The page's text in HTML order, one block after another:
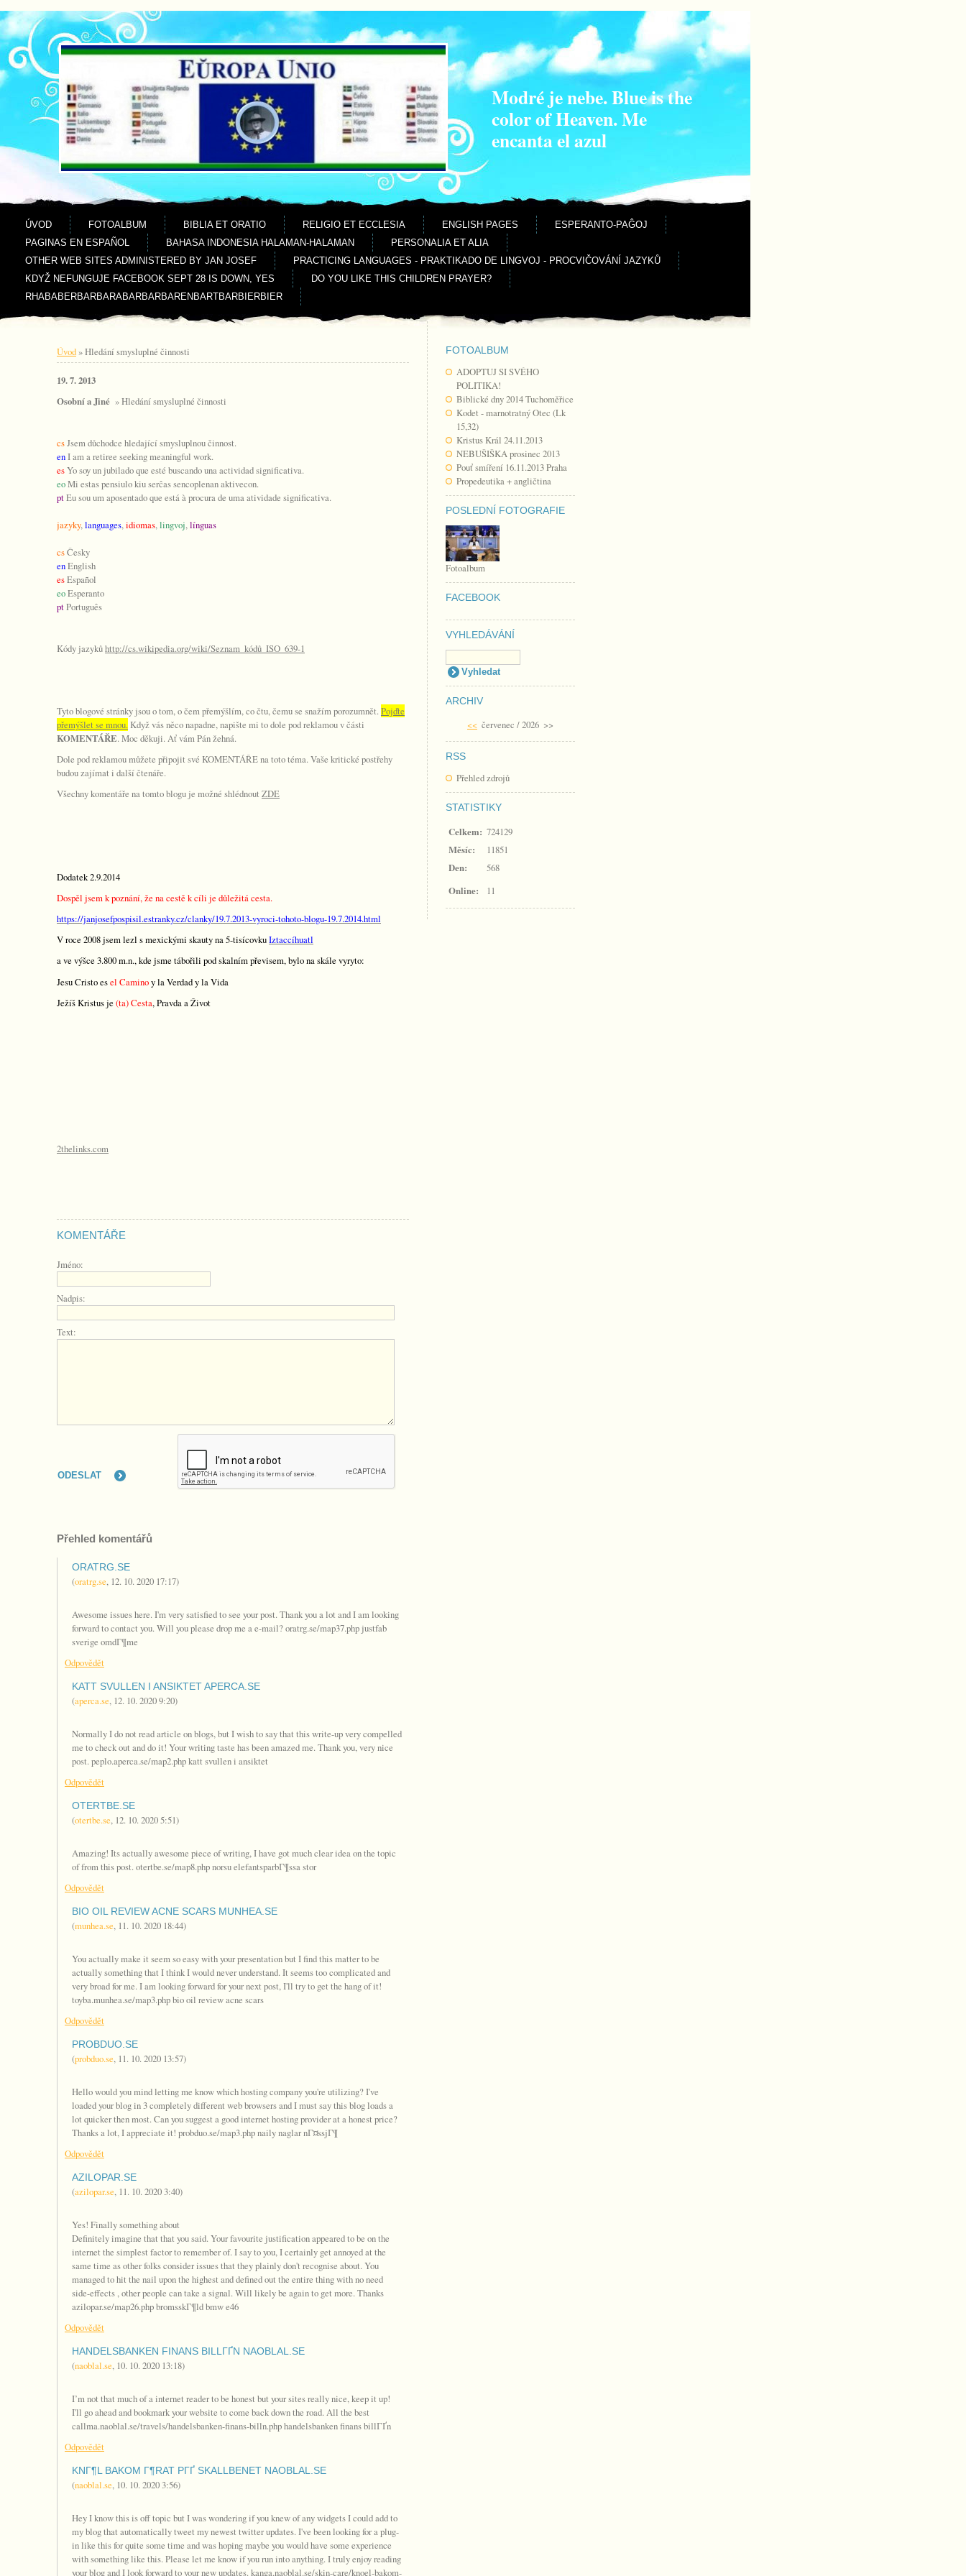
Jdi na obsah
Jdi na menu
Modré je nebe. Blue is the
color of Heaven. Me
encanta el azul
ÚVOD FOTOALBUM BIBLIA ET ORATIO RELIGIO ET ECCLESIA ENGLISH PAGES
ESPERANTO-PAĜOJ
PAGINAS EN ESPAÑOL
BAHASA INDONESIA HALAMAN-HALAMAN
PERSONALIA ET ALIA
OTHER WEB SITES ADMINISTERED BY JAN JOSEF
PRACTICING LANGUAGES - PRAKTIKADO DE LINGVOJ - PROCVIČOVÁNÍ JAZYKŮ
KDYŽ NEFUNGUJE FACEBOOK SEPT 28 IS DOWN, YES
DO YOU LIKE THIS CHILDREN PRAYER?
RHABABERBARBARABARBARBARENBARTBARBIERBIER
FOTOALBUM
ADOPTUJ SI SVÉHO
POLITIKA!
Biblické dny 2014 Tuchoměřice
Kodet - marnotratný Otec (Lk
15,32)
Kristus Král 24.11.2013
NEBUŠIŠKA prosinec 2013
Pouť smíření 16.11.2013 Praha
Propedeutika + angličtina
POSLEDNÍ FOTOGRAFIE
Fotoalbum
FACEBOOK
VYHLEDÁVÁNÍ
ARCHIV
<< červenec / 2026 >>
RSS
Přehled zdrojů
STATISTIKY
Online: 11
Celkem: 724129
Měsíc:
11851
Den:
568
Úvod»Hledání smysluplné činnosti
19. 7. 2013
Osobní a Jiné » Hledání smysluplné činnosti
csJsem důchodce hledající smysluplnou činnost.
enI am a retiree seeking meaningful work.
esYo soy un jubilado que esté buscando una actividad significativa.
eoMi estas pensiulo kiu serĉas sencoplenan aktivecon.
ptEu sou um aposentado que está à procura de uma atividade significativa.
jazyky,languages,idiomas,lingvoj,línguas
csČesky
enEnglish
esEspañol
eoEsperanto
ptPortuguês
Kódy jazykůhttp://cs.wikipedia.org/wiki/Seznam_kódů_ISO_639-1
Tyto blogové stránky jsou o tom, o čem přemýšlím, co čtu, čemu se snažím porozumnět. Pojďte
přemýšlet se mnou. Když vás něco napadne, napište mi to dole pod reklamou v části
KOMENTÁŘE. Moc děkuji. Ať vám Pán žehná.
Dole pod reklamou můžete připojit své KOMENTÁŘE na toto téma. Vaše kritické postřehy
budou zajímat i další čtenáře.
Všechny komentáře na tomto blogu je možné shlédnout ZDE
Dodatek 2.9.2014
Dospěl jsem k poznání, že na cestě k cíli je důležitá cesta.
https://janjosefpospisil.estranky.cz/clanky/19.7.2013-vyroci-tohoto-blogu-19.7.2014.html
V roce 2008 jsem lezl s mexickými skauty na 5-tisícovkuIztaccíhuatl
a ve výšce 3.800 m.n., kde jsme tábořili pod skalním převisem, bylo na skále vyryto:
Jesu Cristo esel Caminoy la Verdady la Vida
Ježíš Kristus je (ta) Cesta, Pravda a Život
2thelinks.com
KOMENTÁŘE
Jméno:
Nadpis:
Text:
Přehled komentářů
ORATRG.SE
(oratrg.se, 12. 10. 2020 17:17)
Awesome issues here. I'm very satisfied to see your post. Thank you a lot and I am looking
forward to contact you. Will you please drop me a e-mail? oratrg.se/map37.php justfab
sverige omdГ¶me
Odpovědět
KATT SVULLEN I ANSIKTET APERCA.SE
(aperca.se, 12. 10. 20209:20)
Normally I do not read article on blogs, but I wish to say that this write-up very compelled
me to check out and do it! Your writing taste has been amazed me. Thank you, very nice
post. peplo.aperca.se/map2.php katt svullen i ansiktet
Odpovědět
OTERTBE.SE
(otertbe.se, 12. 10. 20205:51)
Amazing! Its actually awesome piece of writing, I have got much clear idea on the topic
of from this post. otertbe.se/map8.php norsu elefantsparbГ¶ssa stor
Odpovědět
BIO OIL REVIEW ACNE SCARS MUNHEA.SE
(munhea.se, 11. 10. 2020 18:44)
You actually make it seem so easy with your presentation but I find this matter to be
actually something that I think I would never understand. It seems too complicated and
very broad for me. I am looking forward for your next post, I'll try to get the hang of it!
toyba.munhea.se/map3.php bio oil review acne scars
Odpovědět
PROBDUO.SE
(probduo.se, 11. 10. 2020 13:57)
Hello would you mind letting me know which hosting company you're utilizing? I've
loaded your blog in 3 completely different web browsers and I must say this blog loads a
lot quicker then most. Can you suggest a good internet hosting provider at a honest price?
Thanks a lot, I appreciate it! probduo.se/map3.php naily naglar nГ¤ssjГ¶
Odpovědět
AZILOPAR.SE
(azilopar.se, 11. 10. 20203:40)
Yes! Finally something about
Definitely imagine that that you said. Your favourite justification appeared to be on the
internet the simplest factor to remember of. I say to you, I certainly get annoyed at the
same time as other folks consider issues that they plainly don't recognise about. You
managed to hit the nail upon the highest and defined out the entire thing with no need
side-effects , other people can take a signal. Will likely be again to get more. Thanks
azilopar.se/map26.php bromsskГ¶ld bmw e46
Odpovědět
HANDELSBANKEN FINANS BILLГҐN NAOBLAL.SE
(naoblal.se, 10. 10. 2020 13:18)
I’m not that much of a internet reader to be honest but your sites really nice, keep it up!
I'll go ahead and bookmark your website to come back down the road. All the best
callma.naoblal.se/travels/handelsbanken-finans-billn.php handelsbanken finans billГҐn
Odpovědět
KNГ¶L BAKOM Г¶RAT PГҐ SKALLBENET NAOBLAL.SE
(naoblal.se, 10. 10. 20203:56)
Hey I know this is off topic but I was wondering if you knew of any widgets I could add to
my blog that automatically tweet my newest twitter updates. I've been looking for a plug-
in like this for quite some time and was hoping maybe you would have some experience
with something like this. Please let me know if you run into anything. I truly enjoy reading
your blog and I look forward to your new updates. kanga.naoblal.se/skin-care/knoel-bakom-